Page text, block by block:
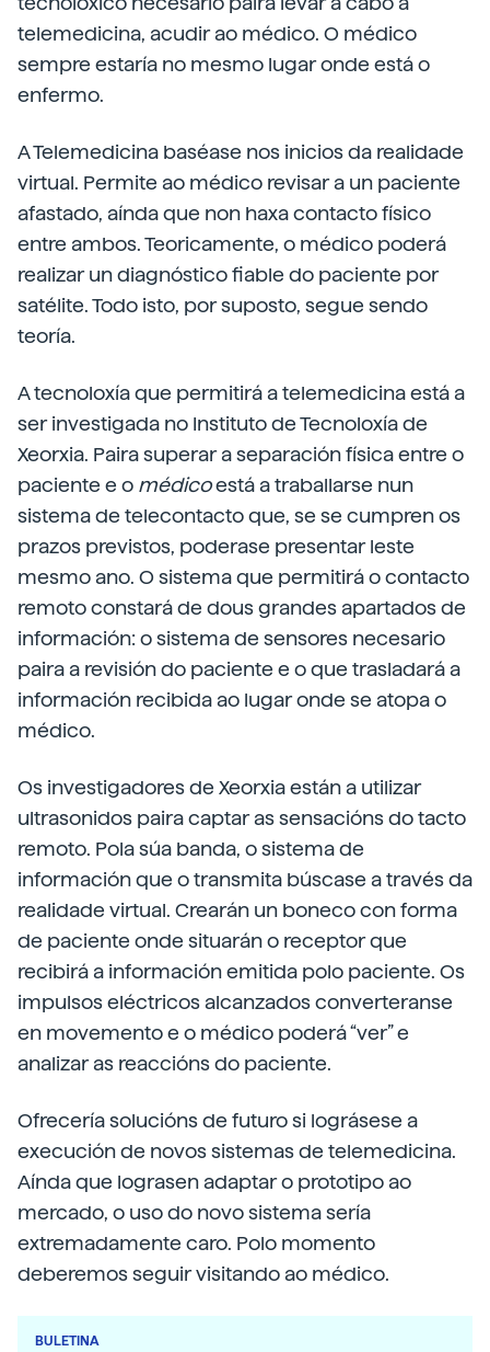
telemedicina, acudir ao médico. O médico
sempre estaría no mesmo lugar onde está o
enfermo.
A Telemedicina baséase nos inicios da realidade
virtual. Permite ao médico revisar a un paciente
afastado, aínda que non haxa contacto físico
entre ambos. Teoricamente, o médico poderá
realizar un diagnóstico fiable do paciente por
satélite. Todo isto, por suposto, segue sendo
teoría.
A tecnoloxía que permitirá a telemedicina está a
ser investigada no Instituto de Tecnoloxía de
Xeorxia. Paira superar a separación física entre o
paciente e o médicoestá a traballarse nun
sistema de telecontacto que, se se cumpren os
prazos previstos, poderase presentar leste
mesmo ano. O sistema que permitirá o contacto
remoto constará de dous grandes apartados de
información: o sistema de sensores necesario
paira a revisión do paciente e o que trasladará a
información recibida ao lugar onde se atopa o
médico.
Os investigadores de Xeorxia están a utilizar
ultrasonidos paira captar as sensacións do tacto
remoto. Pola súa banda, o sistema de
información que o transmita búscase a través da
realidade virtual. Crearán un boneco con forma
de paciente onde situarán o receptor que
recibirá a información emitida polo paciente. Os
impulsos eléctricos alcanzados converteranse
en movemento e o médico poderá “ver” e
analizar as reaccións do paciente.
Ofrecería solucións de futuro si lográsese a
execución de novos sistemas de telemedicina.
Aínda que lograsen adaptar o prototipo ao
mercado, o uso do novo sistema sería
extremadamente caro. Polo momento
deberemos seguir visitando ao médico.
BULETINA